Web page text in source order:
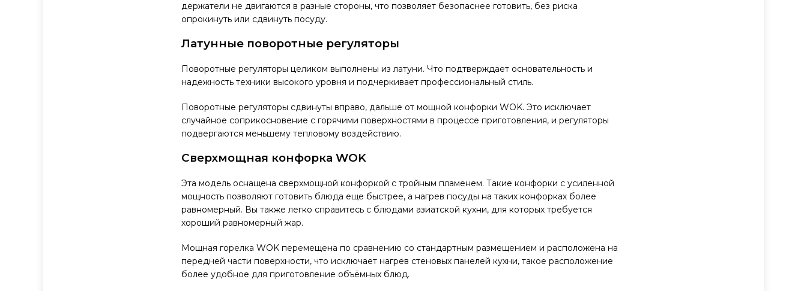
держатели не двигаются в разные стороны, что позволяет безопаснее готовить, без риска
опрокинуть или сдвинуть посуду.
Латунные поворотные регуляторы
Поворотные регуляторы целиком выполнены из латуни. Что подтверждает основательность и
надежность техники высокого уровня и подчеркивает профессиональный стиль.
Поворотные регуляторы сдвинуты вправо, дальше от мощной конфорки WOK. Это исключает
случайное соприкосновение с горячими поверхностями в процессе приготовления, и регуляторы
подвергаются меньшему тепловому воздействию.
Сверхмощная конфорка WOK
Эта модель оснащена сверхмощной конфоркой с тройным пламенем. Такие конфорки с усиленной
мощность позволяют готовить блюда еще быстрее, а нагрев посуды на таких конфорках более
равномерный. Вы также легко справитесь с блюдами азиатской кухни, для которых требуется
хороший равномерный жар.
Мощная горелка WOK перемещена по сравнению со стандартным размещением и расположена на
передней части поверхности, что исключает нагрев стеновых панелей кухни, такое расположение
более удобное для приготовление объёмных блюд.